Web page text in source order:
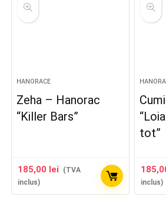
HANORACE
Zeha – Hanorac
“Killer Bars”
185,00 lei
(TVA
inclus)
tot”
inclus)